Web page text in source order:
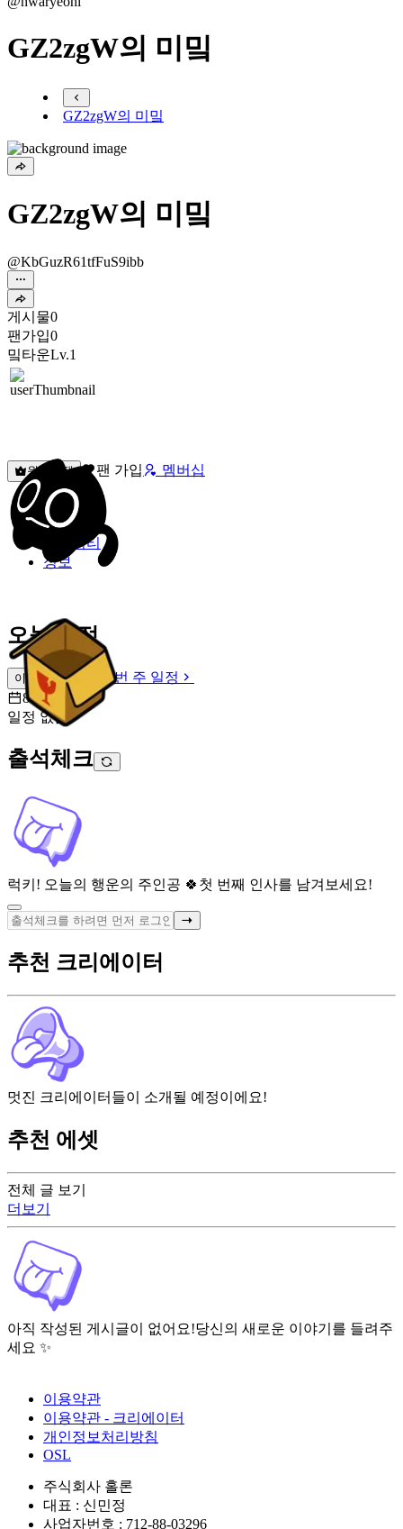
GZ2zgW의 미밐
GZ2zgW의 미밐
GZ2zgW의 미밐
@KbGuzR61tfFuS9ibb
게시물0
팬가입0
밐타운Lv.1
원픽선택 팬 가입 멤버십
밐타운
피드
커뮤니티
정보
오늘 일정
이번 주 일정
이번 주 일정
8월 9일 [일]
일정 없음
출석체크
럭키! 오늘의 행운의 주인공 🍀 첫 번째 인사를 남겨보세요!
전체 글 보기
더보기
아직 작성된 게시글이 없어요!당신의 새로운 이야기를 들려주
세요 ✨
추천 크리에이터
멋진 크리에이터들이 소개될 예정이에요!
추천 에셋
이용약관
이용약관 - 크리에이터
개인정보처리방침
OSL
주식회사 홀론
대표 : 신민정
사업자번호 : 712-88-03296